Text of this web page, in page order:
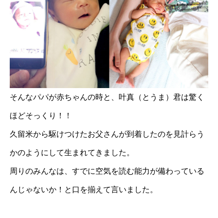
そんなパパが赤ちゃんの時と、叶真（とうま）君は驚く
ほどそっくり！！
久留米から駆けつけたお父さんが到着したのを見計らう
かのようにして生まれてきました。
周りのみんなは、すでに空気を読む能力が備わっている
んじゃないか！と口を揃えて言いました。